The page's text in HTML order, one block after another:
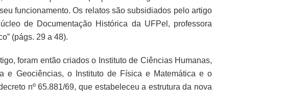
funcionamento. Os relatos são subsidiados pelo artigo
de Documentação Histórica da UFPel, professora
(págs. 29 a 48).
foram então criados o Instituto de Ciências Humanas,
e Geociências, o Instituto de Física e Matemática e o
nº 65.881/69, que estabeleceu a estrutura da nova